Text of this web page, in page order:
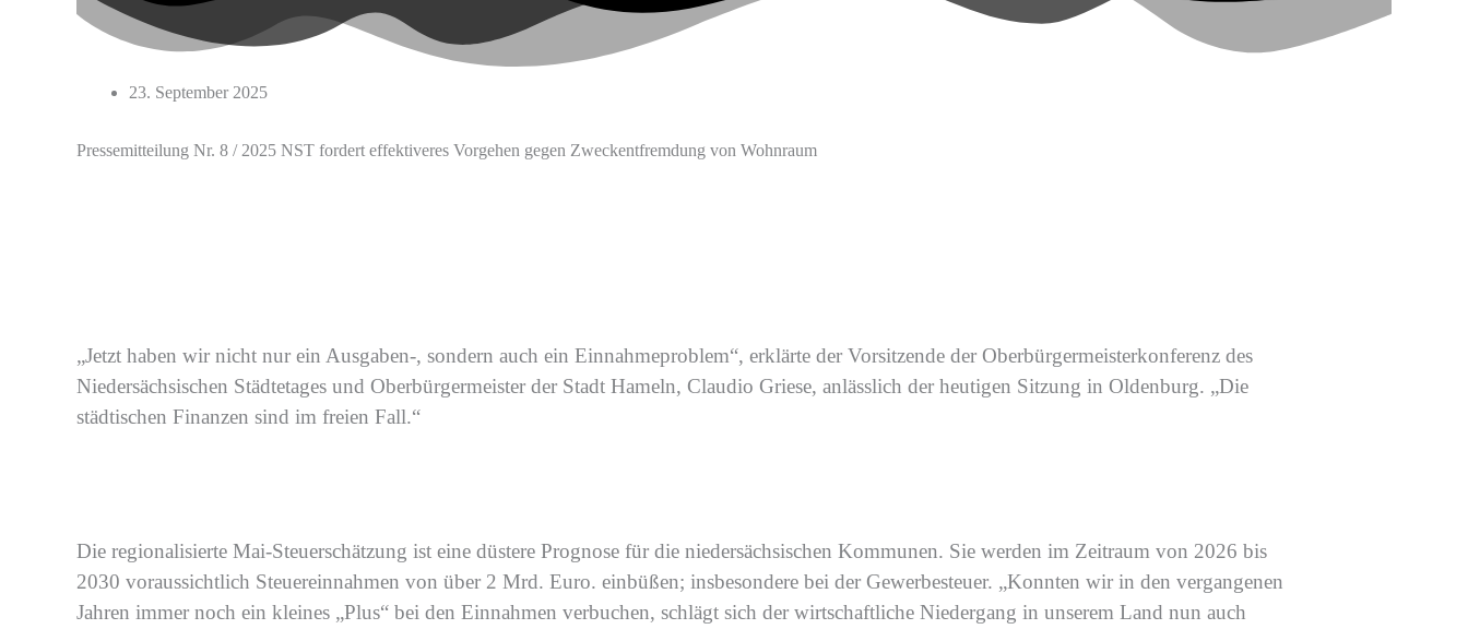
23. September 2025
Pressemitteilung Nr. 8 / 2025 NST fordert effektiveres Vorgehen gegen Zweckentfremdung von Wohnraum
„Jetzt haben wir nicht nur ein Ausgaben-, sondern auch ein Einnahmeproblem“, erklärte der Vorsitzende der Oberbürgermeisterkonferenz des
Niedersächsischen Städtetages und Oberbürgermeister der Stadt Hameln, Claudio Griese, anlässlich der heutigen Sitzung in Oldenburg. „Die
städtischen Finanzen sind im freien Fall.“
Die regionalisierte Mai-Steuerschätzung ist eine düstere Prognose für die niedersächsischen Kommunen. Sie werden im Zeitraum von 2026 bis
2030 voraussichtlich Steuereinnahmen von über 2 Mrd. Euro. einbüßen; insbesondere bei der Gewerbesteuer. „Konnten wir in den vergangenen
Jahren immer noch ein kleines „Plus“ bei den Einnahmen verbuchen, schlägt sich der wirtschaftliche Niedergang in unserem Land nun auch